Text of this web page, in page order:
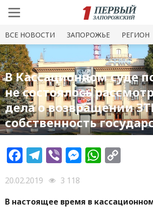
ВСЕ НОВОСТИ ЗАПОРОЖЬЕ РЕГИОН
В Кассационном суде
не состоялось
дела о возвращении
собственность
Facebook
Telegram
Viber
20.02.2019
3 118
В настоящее время в